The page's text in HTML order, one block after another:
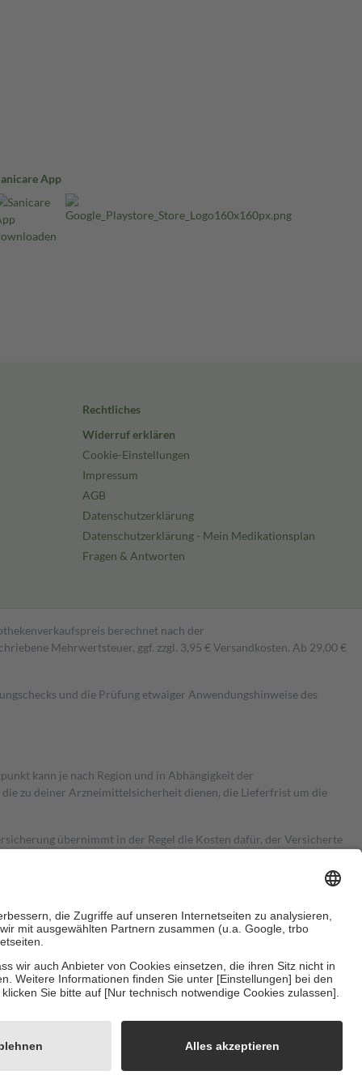
App
Rechtliches
Widerruf erklären
Cookie-Einstellungen
Impressum
AGB
Datenschutzerklärung
Datenschutzerklärung - Mein Medikationsplan
Fragen & Antworten
berechnet nach der
Mehrwertsteuer, ggf. zzgl. 3,95 € Versandkosten. Ab 29,00 €
und die Prüfung etwaiger Anwendungshinweise des
kann je nach Region und in Abhängigkeit der
zu deiner Arzneimittelsicherheit dienen, die Lieferfrist um die
übernimmt in der Regel die Kosten dafür, der Versicherte
Es sind jedoch nie mehr als die tatsächlichen Kosten der Leistung
Zuzahlungen
dass es sich um echte Bewertungen handelt. Mehr